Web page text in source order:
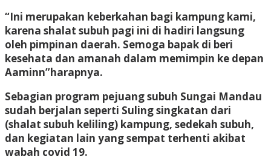
“Ini merupakan keberkahan bagi kampung kami,
karena shalat subuh pagi ini di hadiri langsung
oleh pimpinan daerah. Semoga bapak di beri
kesehata dan amanah dalam memimpin ke depan
Aaminn”harapnya.
Sebagian program pejuang subuh Sungai Mandau
sudah berjalan seperti Suling singkatan dari
(shalat subuh keliling) kampung, sedekah subuh,
dan kegiatan lain yang sempat terhenti akibat
wabah covid 19.